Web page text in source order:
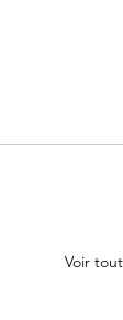
Voir tout